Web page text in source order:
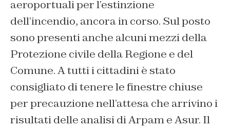
aeroportuali per l’estinzione
dell’incendio, ancora in corso. Sul posto
sono presenti anche alcuni mezzi della
Protezione civile della Regione e del
Comune. A tutti i cittadini è stato
consigliato di tenere le finestre chiuse
per precauzione nell’attesa che arrivino i
risultati delle analisi di Arpam e Asur. Il